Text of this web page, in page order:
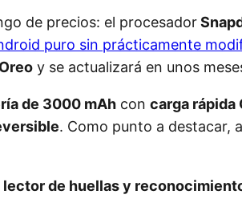
de precios: el procesador
puro sin prácticamente
y se actualizará en unos
de 3000 mAh con carga rápida
. Como punto a destacar,
lector de huellas y